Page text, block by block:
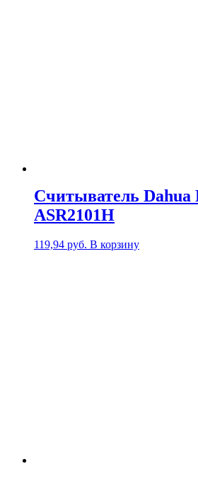
Считыватель Dahua
ASR2101H
119,94 руб. В корзину